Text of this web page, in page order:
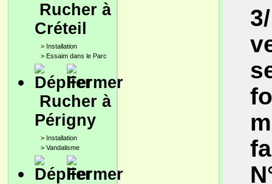
Rucher à
Créteil
> Installation
> Essaim dans le Parc
Rucher à
Périgny
> Installation
> Vandalisme